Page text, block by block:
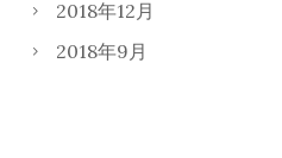
2018年12月
2018年9月